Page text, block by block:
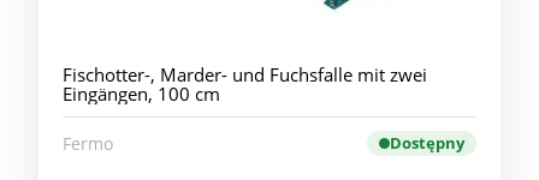
Fischotter-, Marder- und Fuchsfalle mit zwei
Eingängen, 100 cm
Fermo Dostępny